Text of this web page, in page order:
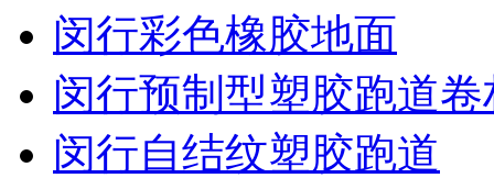
闵行彩色橡胶地面
闵行预制型塑胶跑道卷
闵行自结纹塑胶跑道